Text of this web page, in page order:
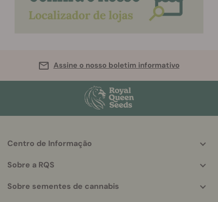
Assine o nosso boletim informativo
info
Centro de Informação
Sobre a RQS
Sobre sementes de cannabis